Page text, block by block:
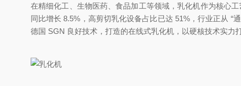
在精细化工、生物医药、食品加工等领域，乳化机作为核心
同比增长 8.5%，高剪切乳化设备占比已达 51%，行业正从 “
德国 SGN 良好技术，打造的在线式乳化机，以硬核技术实力